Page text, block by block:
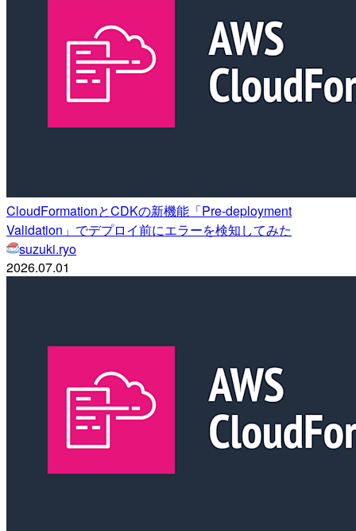
CloudFormationとCDKの新機能「Pre-deployment
Validation」でデプロイ前にエラーを検知してみた
suzuki.ryo
2026.07.01